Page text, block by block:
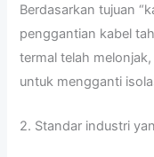
Berdasarkan tujuan
penggantian kabel
termal telah
untuk mengganti
2. Standar industri